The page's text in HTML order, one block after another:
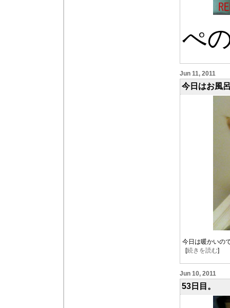
ぺ
Jun 11, 2011
今日はお風
今日は暖かいの
[続きを読む]
Jun 10, 2011
53日目。